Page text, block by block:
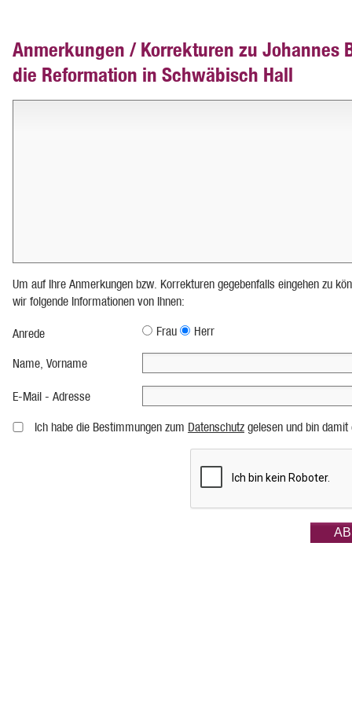
Anmerkungen / Korrekturen zu Johannes
die Reformation in Schwäbisch Hall
Um auf Ihre Anmerkungen bzw. Korrekturen gegebenfalls eingehen zu
wir folgende Informationen von Ihnen:
Anrede Frau Herr
Name, Vorname
E-Mail - Adresse
Ich habe die Bestimmungen zum Datenschutz gelesen und bin